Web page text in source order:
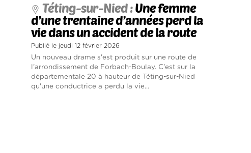
Téting-sur-Nied :Une femme
d’une trentaine d’années perd la
vie dans un accident de la route
Publié le jeudi 12 février 2026
Un nouveau drame s'est produit sur une route de
l'arrondissement de Forbach-Boulay. C'est sur la
départementale 20 à hauteur de Téting-sur-Nied
qu'une conductrice a perdu la vie...